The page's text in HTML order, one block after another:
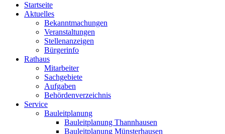
Startseite
Aktuelles
Bekanntmachungen
Veranstaltungen
Stellenanzeigen
Bürgerinfo
Rathaus
Mitarbeiter
Sachgebiete
Aufgaben
Behördenverzeichnis
Service
Bauleitplanung
Bauleitplanung Thannhausen
Bauleitplanung Münsterhausen